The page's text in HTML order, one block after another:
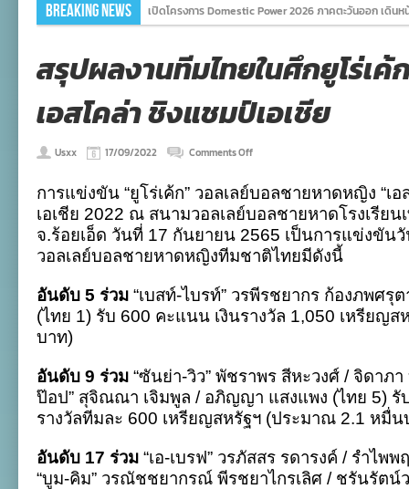
Breaking News เปิดโครงการ Domestic Power 2026 ภาคตะวันออก เดิน
สรุปผลงานทีมไทยในศึกยูโร่เ
เอสโคล่า ชิงแชมป์เอเชีย
Usxx 17/09/2022 Comments Offon
งาน
ทีม
ไทย
ใน
ศึก
เค้ก
ชายหาด
หญิง
โค
ล่า
ชิง
แชมป์
เอเชีย
การแข่งขัน “ยูโร่เค้ก” วอลเลย์บอลชายหาดหญิง “เ
เอเชีย 2022 ณ สนามวอลเลย์บอลชายหาดโรงเรีย
จ.ร้อยเอ็ด วันที่ 17 กันยายน 2565 เป็นการแข่งขัน
วอลเลย์บอลชายหาดหญิงทีมชาติไทยมีดังนี้
อันดับ 5 ร่วม “เบสท์-ไบรท์” วรพีรชยากร ก้องภพศรุ
(ไทย 1) รับ 600 คะแนน เงินรางวัล 1,050 เหรียญ
บาท)
อันดับ 9 ร่วม “ซันย่า-วิว” พัชราพร สีหะวงศ์ / จิดาภ
ป๊อป” สุจิณณา เจิมพูล / อภิญญา แสงแพง (ไทย 5) รั
รางวัลทีมละ 600 เหรียญสหรัฐฯ (ประมาณ 2.1 หมื่น
อันดับ 17 ร่วม “เอ-เบรฟ” วรภัสสร รดารงค์ / รำไพ
“บูม-คิม” วรณัชชยากรณ์ พีรชยาไกรเลิศ / ชรันรัตน์